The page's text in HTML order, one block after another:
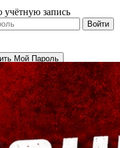
учётную запись